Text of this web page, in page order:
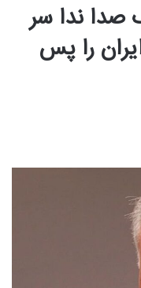
صدا ندا سر
را پس